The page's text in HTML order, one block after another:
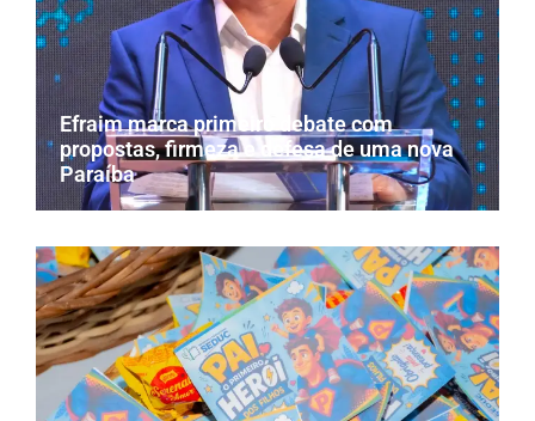
Efraim marca primeiro debate com
propostas, firmeza e defesa de uma nova
Paraíba